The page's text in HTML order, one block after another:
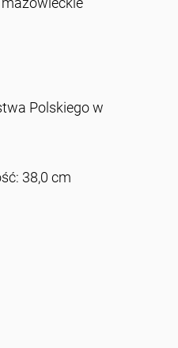
Polskiego w
38,0 cm